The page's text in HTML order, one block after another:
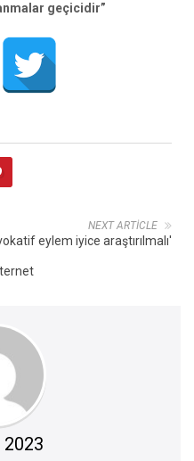
geçicidir”
NEXT ARTICLE
eylem iyice araştırılmalı'